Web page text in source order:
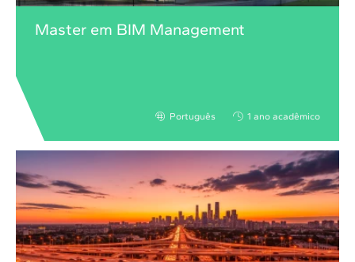
Master em BIM Management
Português 1 ano acadêmico